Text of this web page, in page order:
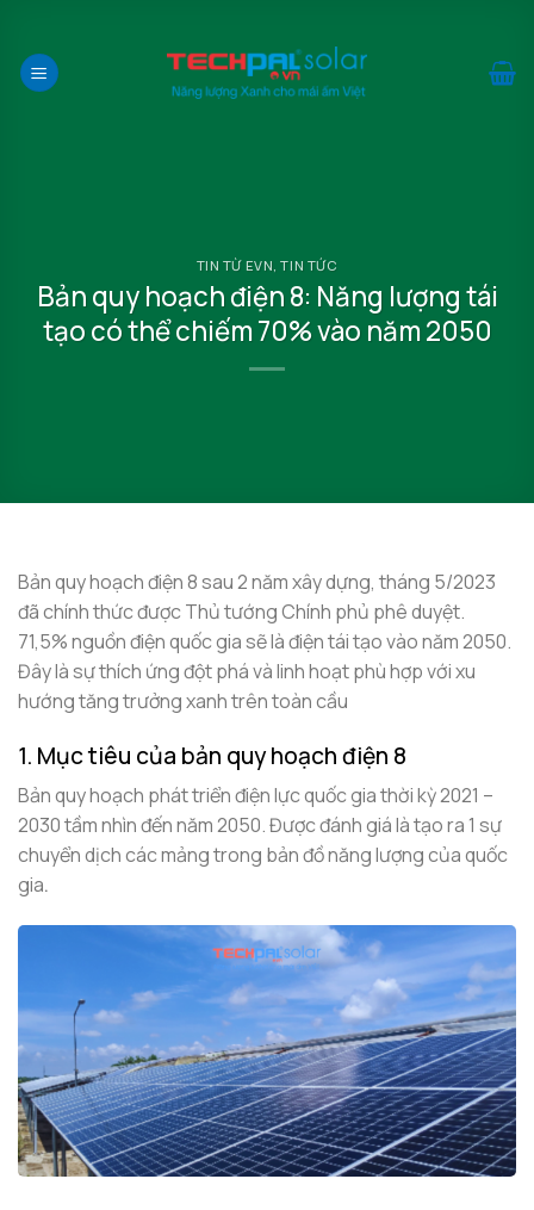
nội
TIN TỪ EVN,TIN TỨC
Bản quy hoạch điện 8: Năng lượng tái
tạo có thể chiếm 70% vào năm 2050
Bản quy hoạch điện 8 sau 2 năm xây dựng, tháng 5/2023
đã chính thức được Thủ tướng Chính phủ phê duyệt.
71,5% nguồn điện quốc gia sẽ là điện tái tạo vào năm 2050.
Đây là sự thích ứng đột phá và linh hoạt phù hợp với xu
hướng tăng trưởng xanh trên toàn cầu
1. Mục tiêu của bản quy hoạch điện 8
Bản quy hoạch phát triển điện lực quốc gia thời kỳ 2021 –
2030 tầm nhìn đến năm 2050. Đượcđánh giá là tạo ra 1 sự
chuyển dịch các mảng trong bản đồ năng lượng của quốc
gia.